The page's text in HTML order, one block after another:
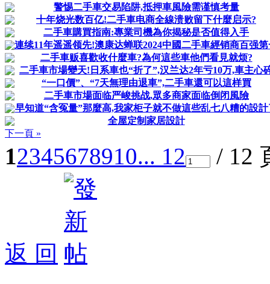
警惕二手車交易陷阱,抵押車風險需谨慎考量
十年烧光数百亿!二手車电商全線溃败留下什麼启示?
二手車購買指南:專業司機為你揭秘是否值得入手
連续11年遥遥领先!澳康达蝉联2024中國二手車經销商百强第
二手車贩喜歡收什麼車?為何這些車他們看見就烦?
二手車市場變天!日系車也“折了”,汉兰达2年亏10万,車主心
“一口價”、“7天無理由退車”,二手車還可以這样買
二手車市場面临严峻挑战,眾多商家面临倒闭風險
早知道“含冤量”那麼高,我家柜子就不做這些乱七八糟的設計
全屋定制家居設計
下一頁 »
12345678910... 12 / 12
返 回